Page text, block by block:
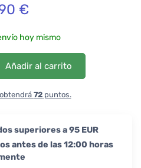
€
hoy mismo
Añadir al carrito
72puntos.
superiores a 95 EUR
antes de las 12:00 horas